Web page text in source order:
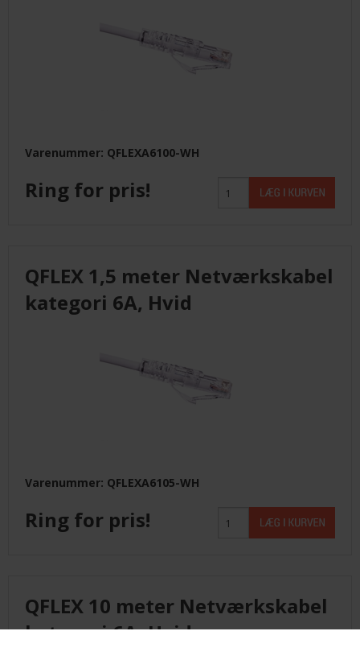
Varenummer: QFLEXA6100-WH
Ring for pris!
QFLEX 1,5 meter Netværkskabel
kategori 6A, Hvid
Varenummer: QFLEXA6105-WH
Ring for pris!
QFLEX 10 meter Netværkskabel
kategori 6A, Hvid